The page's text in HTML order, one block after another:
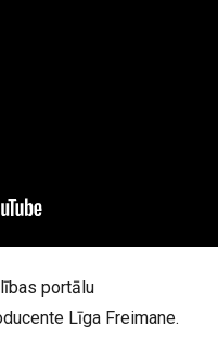
portālu
Līga Freimane.